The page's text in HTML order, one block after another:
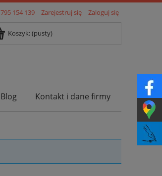
795 154 139 Zarejestruj się Zaloguj się
Koszyk:(pusty)
Blog Kontakt i dane firmy